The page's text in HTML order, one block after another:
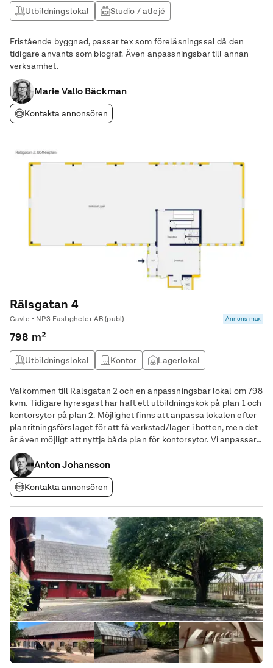
Utbildningslokal Studio / atlejé
Fristående byggnad, passar tex som föreläsningssal då den
tidigare använts som biograf. Även anpassningsbar till annan
verksamhet.
Marie Vallo Bäckman
Kontakta annonsören
Rälsgatan 4
Gävle • NP3 Fastigheter AB (publ) Annons max
798 m²
Utbildningslokal Kontor
Lagerlokal
Välkommen till Rälsgatan 2 och en anpassningsbar lokal om 798
kvm. Tidigare hyresgäst har haft ett utbildningskök på plan 1 och
kontorsytor på plan 2. Möjlighet finns att anpassa lokalen efter
planritningsförslaget för att få verkstad/lager i botten, men det
är även möjligt att nyttja båda plan för kontorsytor. Vi anpassar
lokalen efter verksamhetens behov.
Anton Johansson
Kontakta annonsören